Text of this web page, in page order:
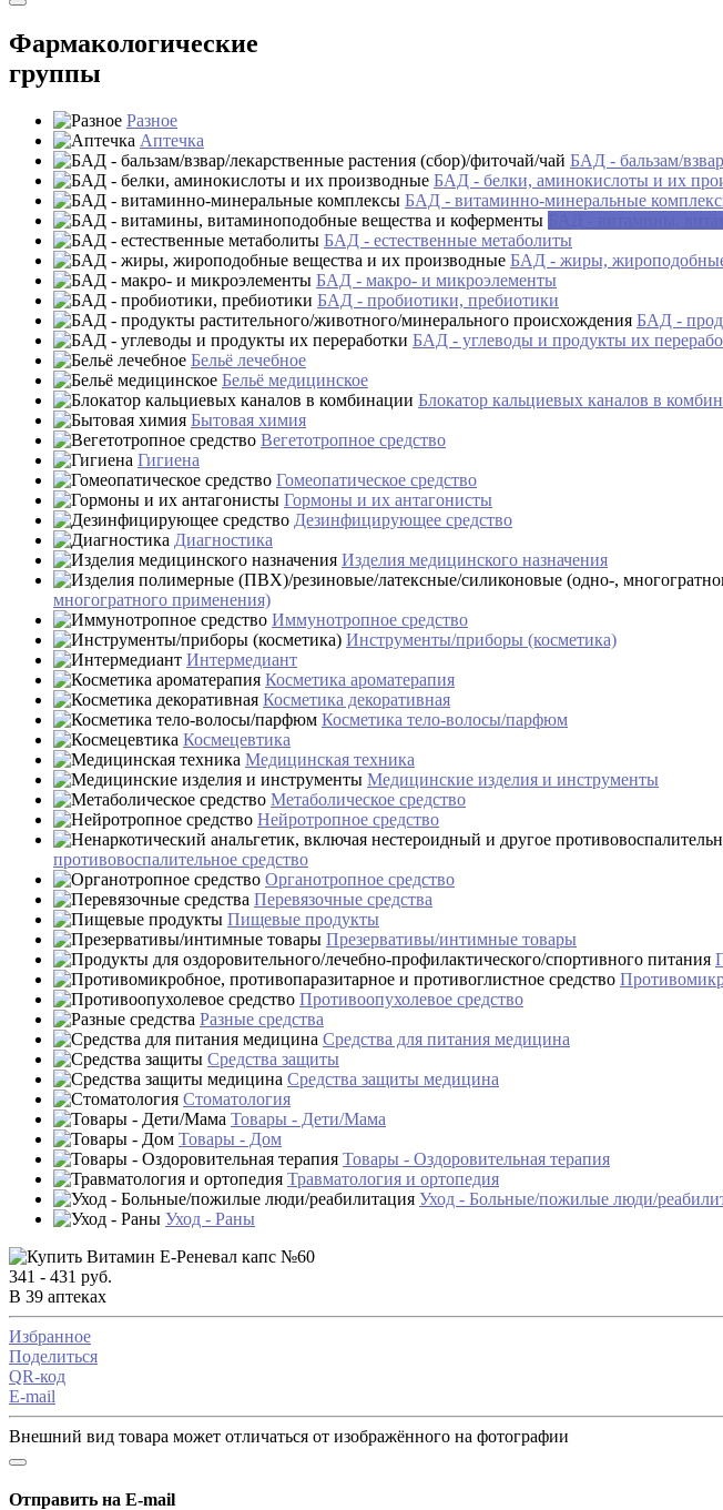
Фармакологические
группы
Разное
Аптечка
БАД - бальзам/
БАД - белки, аминокислоты и их
БАД - витаминно-минеральные
БАД - естественные метаболиты
БАД - жиры,
БАД - макро- и микроэлементы
БАД - пробиотики, пребиотики
БАД -
БАД - углеводы и продукты их
Бельё лечебное
Бельё медицинское
Блокатор кальциевых каналов в
Бытовая химия
Вегетотропное средство
Гигиена
Гомеопатическое средство
Гормоны и их антагонисты
Дезинфицирующее средство
Диагностика
Изделия медицинского назначения
многогратного применения)
Иммунотропное средство
Инструменты/приборы (косметика)
Интермедиант
Косметика ароматерапия
Косметика декоративная
Косметика тело-волосы/парфюм
Космецевтика
Медицинская техника
Медицинские изделия и инструменты
Метаболическое средство
Нейротропное средство
противовоспалительное средство
Органотропное средство
Перевязочные средства
Пищевые продукты
Презервативы/интимные товары
Противоопухолевое средство
Разные средства
Средства для питания медицина
Средства защиты
Средства защиты медицина
Стоматология
Товары - Дети/Мама
Товары - Дом
Товары - Оздоровительная терапия
Травматология и ортопедия
Уход - Больные/пожилые люди/
Уход - Раны
341 - 431 руб.
В 39 аптеках
Избранное
Поделиться
QR-код
E-mail
Внешний вид товара может отличаться от изображённого на фотографии
Отправить на E-mail